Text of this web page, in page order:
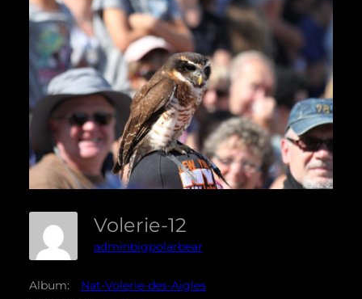
Volerie-12
adminbigpolarbear
Album:
Nat-Volerie-des-Aigles